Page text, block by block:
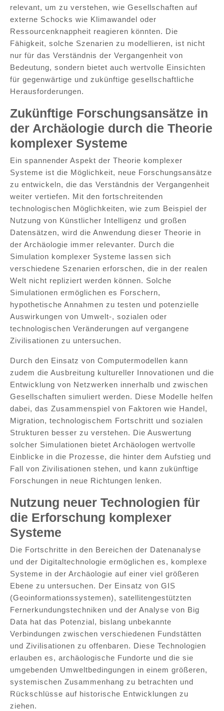
relevant, um zu verstehen, wie Gesellschaften auf
externe Schocks wie Klimawandel oder
Ressourcenknappheit reagieren könnten. Die
Fähigkeit, solche Szenarien zu modellieren, ist nicht
nur für das Verständnis der Vergangenheit von
Bedeutung, sondern bietet auch wertvolle Einsichten
für gegenwärtige und zukünftige gesellschaftliche
Herausforderungen.
Zukünftige Forschungsansätze in
der Archäologie durch die Theorie
komplexer Systeme
Ein spannender Aspekt der Theorie komplexer
Systeme ist die Möglichkeit, neue Forschungsansätze
zu entwickeln, die das Verständnis der Vergangenheit
weiter vertiefen. Mit den fortschreitenden
technologischen Möglichkeiten, wie zum Beispiel der
Nutzung von Künstlicher Intelligenz und großen
Datensätzen, wird die Anwendung dieser Theorie in
der Archäologie immer relevanter. Durch die
Simulation komplexer Systeme lassen sich
verschiedene Szenarien erforschen, die in der realen
Welt nicht repliziert werden können. Solche
Simulationen ermöglichen es Forschern,
hypothetische Annahmen zu testen und potenzielle
Auswirkungen von Umwelt-, sozialen oder
technologischen Veränderungen auf vergangene
Zivilisationen zu untersuchen.
Durch den Einsatz von Computermodellen kann
zudem die Ausbreitung kultureller Innovationen und die
Entwicklung von Netzwerken innerhalb und zwischen
Gesellschaften simuliert werden. Diese Modelle helfen
dabei, das Zusammenspiel von Faktoren wie Handel,
Migration, technologischem Fortschritt und sozialen
Strukturen besser zu verstehen. Die Auswertung
solcher Simulationen bietet Archäologen wertvolle
Einblicke in die Prozesse, die hinter dem Aufstieg und
Fall von Zivilisationen stehen, und kann zukünftige
Forschungen in neue Richtungen lenken.
Nutzung neuer Technologien für
die Erforschung komplexer
Systeme
Die Fortschritte in den Bereichen der Datenanalyse
und der Digitaltechnologie ermöglichen es, komplexe
Systeme in der Archäologie auf einer viel größeren
Ebene zu untersuchen. Der Einsatz von GIS
(Geoinformationssystemen), satellitengestützten
Fernerkundungstechniken und der Analyse von Big
Data hat das Potenzial, bislang unbekannte
Verbindungen zwischen verschiedenen Fundstätten
und Zivilisationen zu offenbaren. Diese Technologien
erlauben es, archäologische Fundorte und die sie
umgebenden Umweltbedingungen in einem größeren,
systemischen Zusammenhang zu betrachten und
Rückschlüsse auf historische Entwicklungen zu
ziehen.